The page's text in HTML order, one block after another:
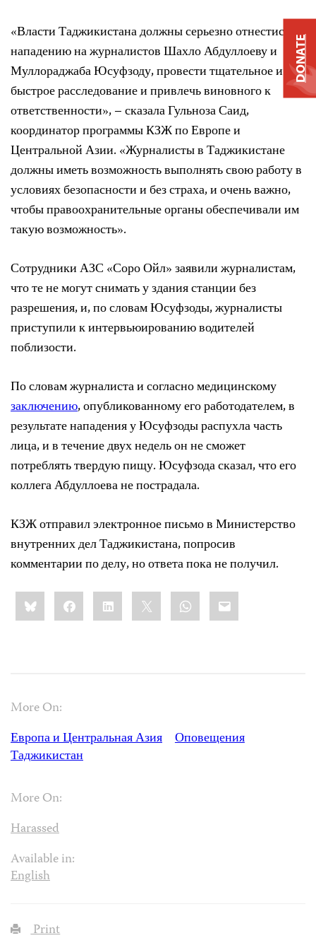
«Власти Таджикистана должны серьезно отнестись к
нападению на журналистов Шахло Абдуллоеву и
Муллораджаба Юсуфзоду, провести тщательное и
быстрое расследование и привлечь виновного к
ответственности», – сказала Гульноза Саид,
координатор программы КЗЖ по Европе и
Центральной Азии. «Журналисты в Таджикистане
должны иметь возможность выполнять свою работу в
условиях безопасности и без страха, и очень важно,
чтобы правоохранительные органы обеспечивали им
такую ​​возможность».
Сотрудники АЗС «Соро Ойл» заявили журналистам,
что те не могут снимать у здания станции без
разрешения, и, по словам Юсуфзоды, журналисты
приступили к интервьюированию водителей
поблизости.
По словам журналиста и согласно медицинскому
заключению, опубликованному его работодателем, в
результате нападения у Юсуфзоды распухла часть
лица, и в течение двух недель он не сможет
потреблять твердую пищу. Юсуфзода сказал, что его
коллега Абдуллоева не пострадала.
КЗЖ отправил электронное письмо в Министерство
внутренних дел Таджикистана, попросив
комментарии по делу, но ответа пока не получил.
Share
this:BlueskyFacebookLinkedIn WhatsApp
Email
More On:
Европа и Центральная Азия
Оповещения
Таджикистан
More On:
Harassed
Available in:
English
Print
DONATE